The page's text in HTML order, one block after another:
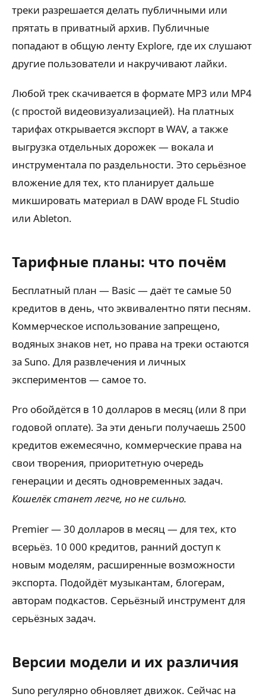
треки разрешается делать публичными или
прятать в приватный архив. Публичные
попадают в общую ленту Explore, где их слушают
другие пользователи и накручивают лайки.
Любой трек скачивается в формате MP3 или MP4
(с простой видеовизуализацией). На платных
тарифах открывается экспорт в WAV, а также
выгрузка отдельных дорожек — вокала и
инструментала по раздельности. Это серьёзное
вложение для тех, кто планирует дальше
микшировать материал в DAW вроде FL Studio
или Ableton.
Тарифные планы: что почём
Бесплатный план — Basic — даёт те самые 50
кредитов в день, что эквивалентно пяти песням.
Коммерческое использование запрещено,
водяных знаков нет, но права на треки остаются
за Suno. Для развлечения и личных
экспериментов — самое то.
Pro обойдётся в 10 долларов в месяц (или 8 при
годовой оплате). За эти деньги получаешь 2500
кредитов ежемесячно, коммерческие права на
свои творения, приоритетную очередь
генерации и десять одновременных задач.
Кошелёк станет легче, но не сильно.
Premier — 30 долларов в месяц — для тех, кто
всерьёз. 10 000 кредитов, ранний доступ к
новым моделям, расширенные возможности
экспорта. Подойдёт музыкантам, блогерам,
авторам подкастов. Серьёзный инструмент для
серьёзных задач.
Версии модели и их различия
Suno регулярно обновляет движок. Сейчас на